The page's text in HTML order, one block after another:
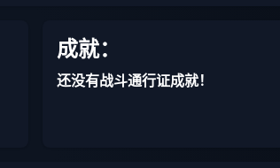
成就：
还没有战斗通行证成就！